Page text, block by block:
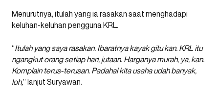
Menurutnya, itulah yang ia rasakan saat menghadapi
keluhan-keluhan pengguna KRL.
“Itulah yang saya rasakan. Ibaratnya kayak gitu kan. KRL itu
ngangkut orang setiap hari, jutaan. Harganya murah, ya, kan.
Komplain terus-terusan. Padahal kita usaha udah banyak,
loh,” lanjut Suryawan.